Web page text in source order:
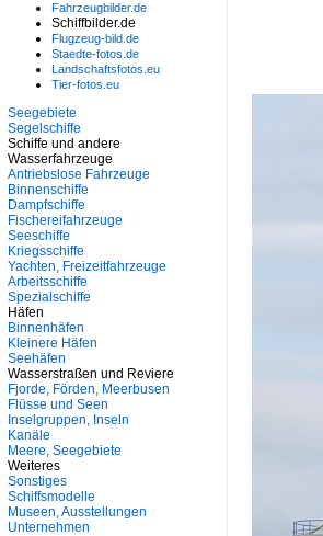
Fahrzeugbilder.de
Schiffbilder.de
Flugzeug-bild.de
Staedte-fotos.de
Landschaftsfotos.eu
Tier-fotos.eu
Seegebiete
Segelschiffe
Schiffe und andere
Wasserfahrzeuge
Antriebslose Fahrzeuge
Binnenschiffe
Dampfschiffe
Fischereifahrzeuge
Seeschiffe
Kriegsschiffe
Yachten, Freizeitfahrzeuge
Arbeitsschiffe
Spezialschiffe
Häfen
Binnenhäfen
Kleinere Häfen
Seehäfen
Wasserstraßen und Reviere
Fjorde, Förden, Meerbusen
Flüsse und Seen
Inselgruppen, Inseln
Kanäle
Meere, Seegebiete
Weiteres
Sonstiges
Schiffsmodelle
Museen, Ausstellungen
Unternehmen